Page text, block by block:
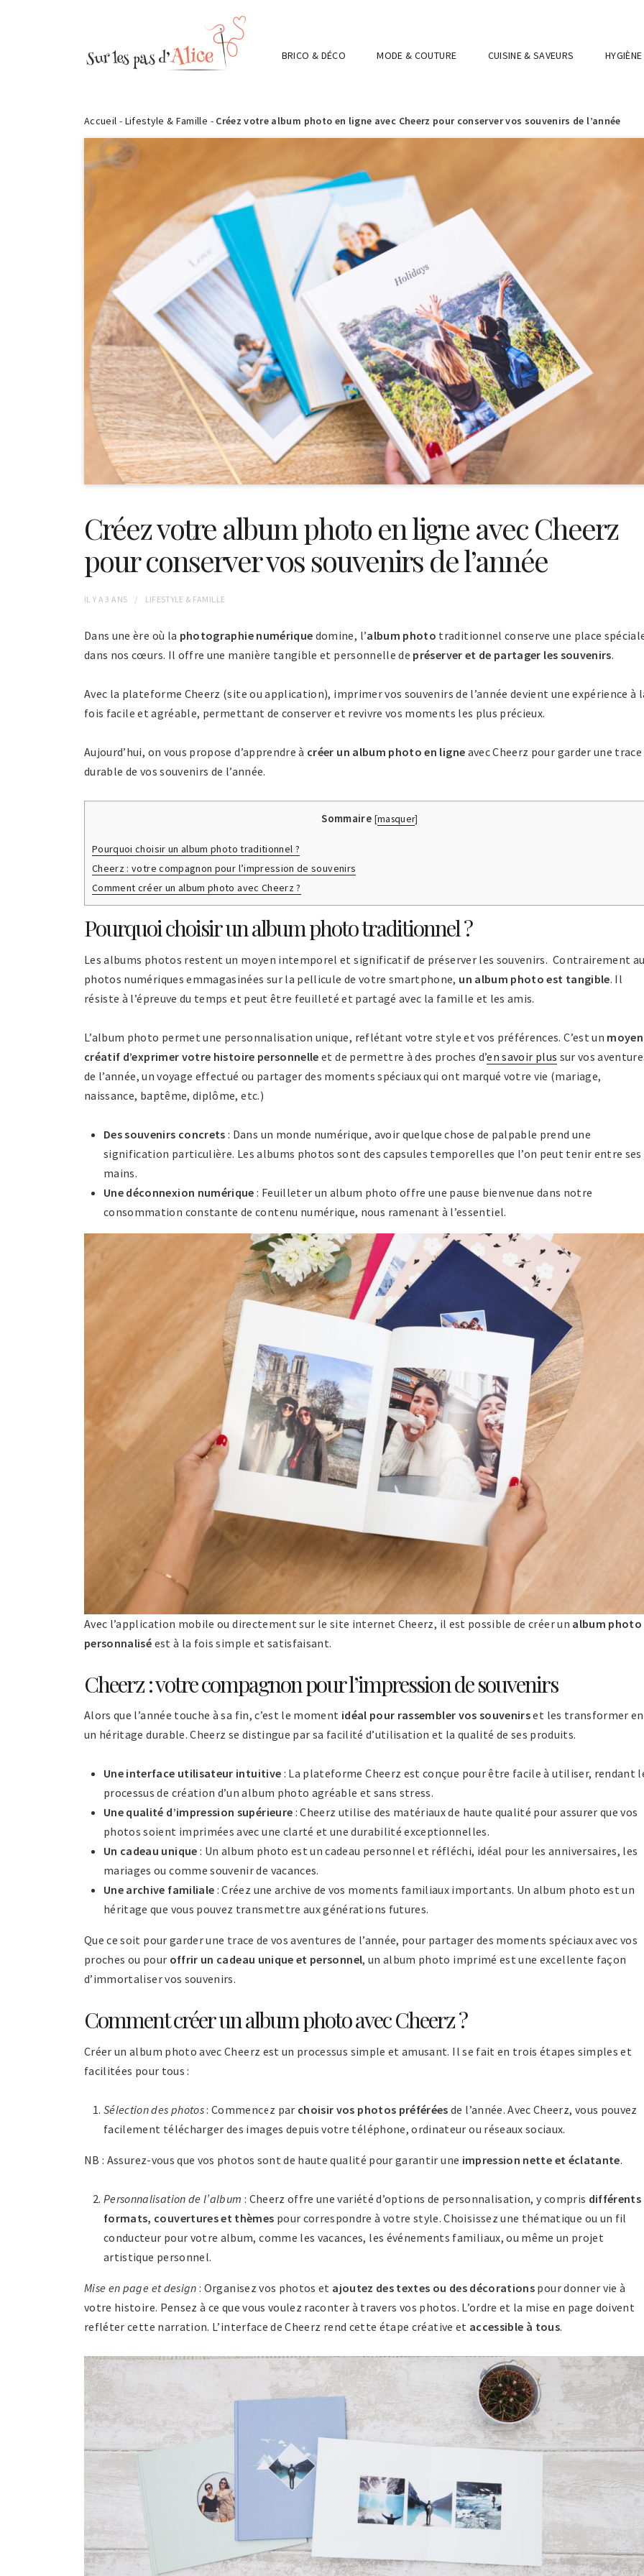
BRICO & DÉCO MODE & COUTURE CUISINE & SAVEURS
Accueil - Lifestyle & Famille - Créez votre album photo en ligne avec Cheerz pour conserver vos souvenirs de l’année
Créez votre album photo en ligne avec Cheerz
pour conserver vos souvenirs de l’année
IL Y A3 ANS LIFESTYLE & FAMILLE
Dans une ère où la photographie numérique domine, l’album photo traditionnel conserve une place
dans nos cœurs. Il offre une manière tangible et personnelle de préserver et de partager les souvenirs.
Avec la plateforme Cheerz (site ou application), imprimer vos souvenirs de l’année devient une expérience à
fois facile et agréable, permettant de conserver et revivre vos moments les plus précieux.
Aujourd’hui, on vous propose d’apprendre à créer un album photo en ligne avec Cheerz pour garder une trace
durable de vos souvenirs de l’année.
Sommaire [masquer]
Pourquoi choisir un album photo traditionnel ?
Cheerz : votre compagnon pour l’impression de souvenirs
Comment créer un album photo avec Cheerz ?
Pourquoi choisir un album photo traditionnel ?
Les albums photos restent un moyen intemporel et significatif de préserver les souvenirs. Contrairement
photos numériques emmagasinées sur la pellicule de votre smartphone, un album photo est tangible. Il
résiste à l’épreuve du temps et peut être feuilleté et partagé avec la famille et les amis.
L’album photo permet une personnalisation unique, reflétant votre style et vos préférences. C’est un moyen
créatif d’exprimer votre histoire personnelle et de permettre à des proches d’en savoir plus sur vos
de l’année, un voyage effectué ou partager des moments spéciaux qui ont marqué votre vie (mariage,
naissance, baptême, diplôme, etc.)
Des souvenirs concrets : Dans un monde numérique, avoir quelque chose de palpable prend une
signification particulière. Les albums photos sont des capsules temporelles que l’on peut tenir entre ses
mains.
Une déconnexion numérique : Feuilleter un album photo offre une pause bienvenue dans notre
consommation constante de contenu numérique, nous ramenant à l’essentiel.
Avec l’application mobile ou directement sur le site internet Cheerz, il est possible de créer un album photo
personnalisé est à la fois simple et satisfaisant.
Cheerz : votre compagnon pour l’impression de souvenirs
Alors que l’année touche à sa fin, c’est le moment idéal pour rassembler vos souvenirset les transformer en
un héritage durable. Cheerz se distingue par sa facilité d’utilisation et la qualité de ses produits.
Une interface utilisateur intuitive : La plateforme Cheerz est conçue pour être facile à utiliser, rendant
processus de création d’un album photo agréable et sans stress.
Une qualité d’impression supérieure : Cheerz utilise des matériaux de haute qualité pour assurer que vos
photos soient imprimées avec une clarté et une durabilité exceptionnelles.
Un cadeau unique : Un album photo est un cadeau personnel et réfléchi, idéal pour les anniversaires, les
mariages ou comme souvenir de vacances.
Une archive familiale : Créez une archive de vos moments familiaux importants. Un album photo est un
héritage que vous pouvez transmettre aux générations futures.
Que ce soit pour garder une trace de vos aventures de l’année, pour partager des moments spéciaux avec vos
proches ou pour offrir un cadeau unique et personnel, un album photo imprimé est une excellente façon
d’immortaliser vos souvenirs.
Comment créer un album photo avec Cheerz ?
Créer un album photo avec Cheerz est un processus simple et amusant. Il se fait en trois étapes simples et
facilitées pour tous :
Sélection des photos: Commencez par choisir vos photos préférées de l’année. Avec Cheerz, vous pouvez
facilement télécharger des images depuis votre téléphone, ordinateur ou réseaux sociaux.
NB : Assurez-vous que vos photos sont de haute qualité pour garantir une impression nette et éclatante.
Personnalisation de l’album : Cheerz offre une variété d’options de personnalisation, y compris différents
formats, couvertures et thèmes pour correspondre à votre style. Choisissez une thématique ou un fil
conducteur pour votre album, comme les vacances, les événements familiaux, ou même un projet
artistique personnel.
Mise en page et design : Organisez vos photos et ajoutez des textes ou des décorations pour donner vie à
votre histoire. Pensez à ce que vous voulez raconter à travers vos photos. L’ordre et la mise en page doivent
refléter cette narration. L’interface de Cheerz rend cette étape créative et accessible à tous.